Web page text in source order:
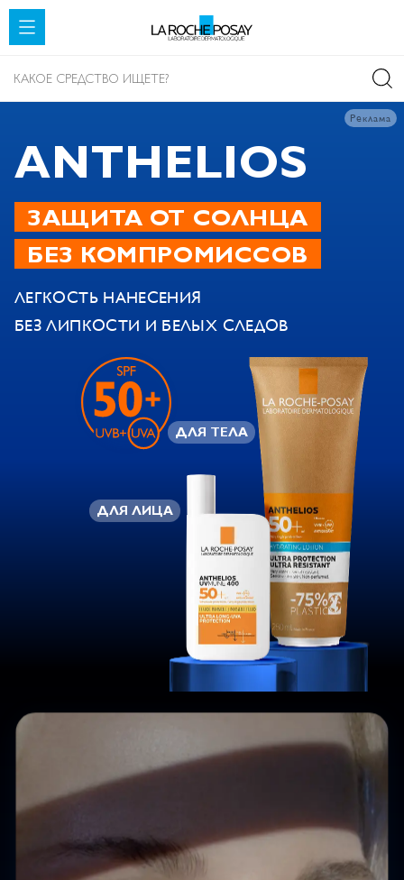
SKIP TO CONTENT
Реклама
ANTHELIOS
ЗАЩИТА ОТ СОЛНЦА
БЕЗ КОМПРОМИССОВ
ЛЕГКОСТЬ НАНЕСЕНИЯ
БЕЗ ЛИПКОСТИ И БЕЛЫХ СЛЕДОВ
ДЛЯ ЛИЦА
ДЛЯ ТЕЛА